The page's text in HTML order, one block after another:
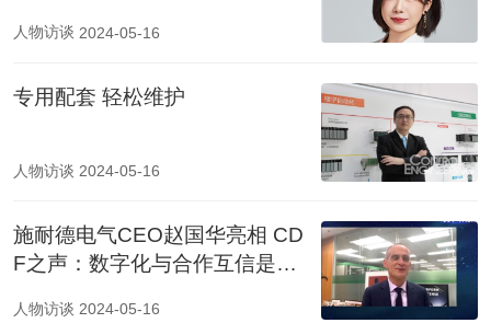
人物访谈 2024-05-16
专用配套 轻松维护
人物访谈 2024-05-16
施耐德电气CEO赵国华亮相 CD
F之声：数字化与合作互信是应
人物访谈 2024-05-16